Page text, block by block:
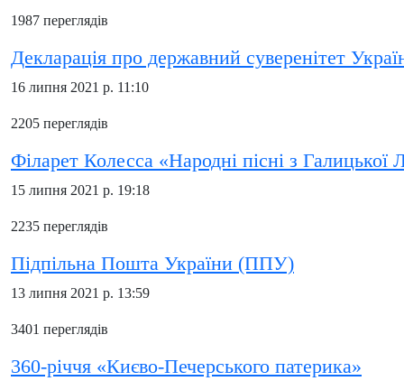
1987 переглядів
Декларація про державний суверенітет
16 липня 2021 р. 11:10
2205 переглядів
Філарет Колесса «Народні пісні з
15 липня 2021 р. 19:18
2235 переглядів
Підпільна Пошта України (ППУ)
13 липня 2021 р. 13:59
3401 переглядів
360-річчя «Києво-Печерського патерика»